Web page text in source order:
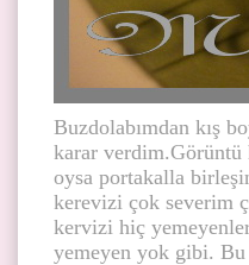
Buzdolabımdan kış
karar verdim.Görüntü
oysa portakalla
kerevizi çok severim
kervizi hiç
yemeyen yok gibi.